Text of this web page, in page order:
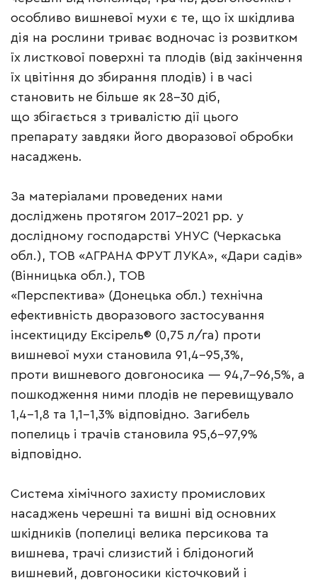
особливо вишневої мухи є те, що їх шкідлива
дія на рослини триває водночас із розвитком
їх листкової поверхні та плодів (від закінчення
їх цвітіння до збирання плодів) і в часі
становить не більше як 28–30 діб,
що збігається з тривалістю дії цього
препарату завдяки його дворазової обробки
насаджень.
За матеріалами проведених нами
досліджень протягом 2017–2021 рр. у
дослідному господарстві УНУС (Черкаська
обл.), ТОВ «АГРАНА ФРУТ ЛУКА», «Дари садів»
(Вінницька обл.), ТОВ
«Перспектива» (Донецька обл.) технічна
ефективність дворазового застосування
інсектициду Ексірель® (0,75 л/га) проти
вишневої мухи становила 91,4–95,3%,
проти вишневого довгоносика — 94,7–96,5%, а
пошкодження ними плодів не перевищувало
1,4–1,8 та 1,1–1,3% відповідно. Загибель
попелиць і трачів становила 95,6–97,9%
відповідно.
Система хімічного захисту промислових
насаджень черешні та вишні від основних
шкідників (попелиці велика персикова та
вишнева, трачі слизистий і блідоногий
вишневий, довгоносики кісточковий і